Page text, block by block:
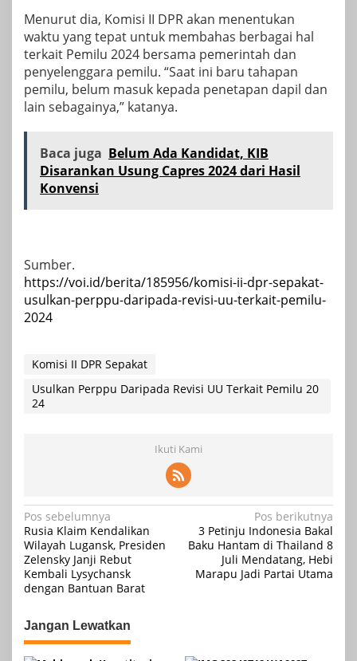
Menurut dia, Komisi II DPR akan menentukan
waktu yang tepat untuk membahas berbagai hal
terkait Pemilu 2024 bersama pemerintah dan
penyelenggara pemilu. “Saat ini baru tahapan
pemilu, belum masuk kepada penetapan dapil dan
lain sebagainya,” katanya.
Baca juga Belum Ada Kandidat, KIB
Disarankan Usung Capres 2024 dari Hasil
Konvensi
Sumber.
https://voi.id/berita/185956/komisi-ii-dpr-sepakat-
usulkan-perppu-daripada-revisi-uu-terkait-pemilu-
2024
Komisi II DPR Sepakat
Usulkan Perppu Daripada Revisi UU Terkait Pemilu 20
24
Ikuti Kami
Navigasi
pos
Pos sebelumnya
Rusia Klaim Kendalikan
Wilayah Lugansk, Presiden
Zelensky Janji Rebut
Kembali Lysychansk
dengan Bantuan Barat
Pos berikutnya
3 Petinju Indonesia Bakal
Baku Hantam di Thailand 8
Juli Mendatang, Hebi
Marapu Jadi Partai Utama
Jangan Lewatkan